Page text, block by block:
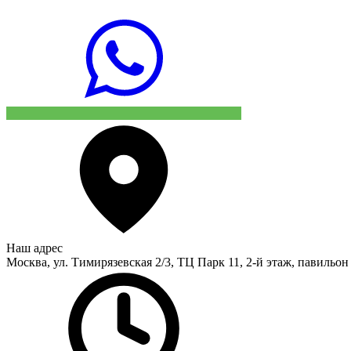
Наш адрес
Москва, ул. Тимирязевская 2/3, ТЦ Парк 11, 2-й этаж,